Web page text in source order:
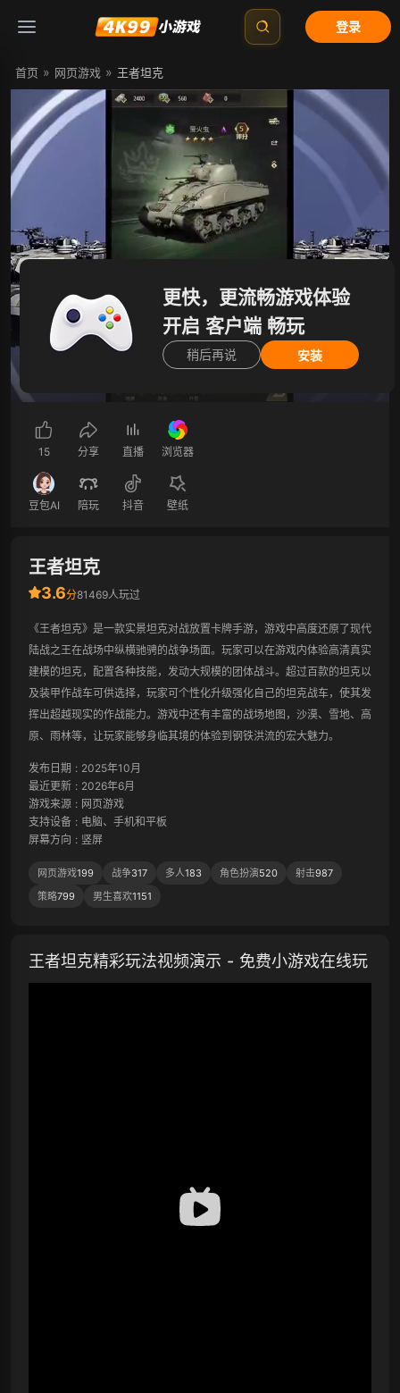
登录
首页 » 网页游戏 » 王者坦克
更快，更流畅游戏体验
开启 客户端 畅玩
稍后再说 安装
开始游戏
15 分享 直播 浏览器
豆包AI 陪玩 抖音 壁纸
王者坦克
3.6分81469人玩过
《王者坦克》是一款实景坦克对战放置卡牌手游，游戏中高度还原了现代
陆战之王在战场中纵横驰骋的战争场面。玩家可以在游戏内体验高清真实
建模的坦克，配置各种技能，发动大规模的团体战斗。超过百款的坦克以
及装甲作战车可供选择，玩家可个性化升级强化自己的坦克战车，使其发
挥出超越现实的作战能力。游戏中还有丰富的战场地图，沙漠、雪地、高
原、雨林等，让玩家能够身临其境的体验到钢铁洪流的宏大魅力。
发布日期 : 2025年10月
最近更新 : 2026年6月
游戏来源 : 网页游戏
支持设备 : 电脑、手机和平板
屏幕方向 : 竖屏
网页游戏199 战争317 多人183 角色扮演520 射击987
策略799 男生喜欢1151
王者坦克精彩玩法视频演示 - 免费小游戏在线玩